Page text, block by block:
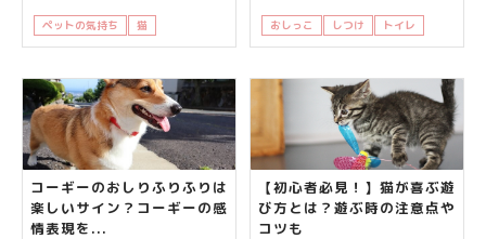
ペットの気持ち 猫 飼い主さんの悩み
おしっこ しつけ トイレ
コーギーのおしりふりふりは
楽しいサイン？コーギーの感
情表現を...
【初心者必見！】猫が喜ぶ遊
び方とは？遊ぶ時の注意点や
コツも